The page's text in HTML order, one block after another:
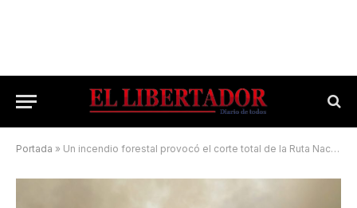
Portada » Un incendio forestal provocó el corte total de la Ruta Nacional 12